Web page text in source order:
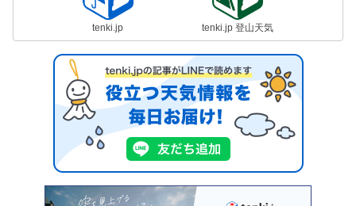
tenki.jp tenki.jp 登山天気